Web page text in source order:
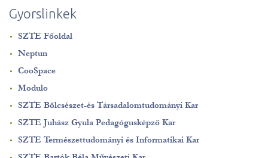
Gyorslinkek
SZTE Főoldal
Neptun
CooSpace
Modulo
SZTE Bölcsészet-és Társadalomtudományi Kar
SZTE Juhász Gyula Pedagógusképző Kar
SZTE Természettudományi és Informatikai Kar